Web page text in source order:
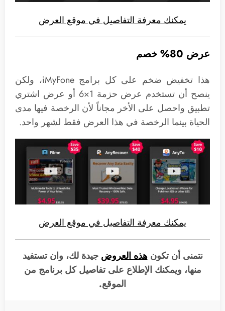
يمكنك معرفة التفاصيل في موقع العرض
عرض 80% خصم
هذا تخفيض ضخم على كل برامج iMyFone، ولكن
ينصح أن تستخدم عرض حزمة 1×6 أو عرض اشتري
تطبيق واحصل على الأخر مجاناً لأن الرخصة فيها مدى
الحياة بينما الرخصة في هذا العرض فقط لشهر واحد.
يمكنك معرفة التفاصيل في موقع العرض
نتمنى أن تكونهذه العروض جيدة لك، وان تستفيد
منها، ويمكنك الإطلاع على تفاصيل كل برنامج من
الموقع.